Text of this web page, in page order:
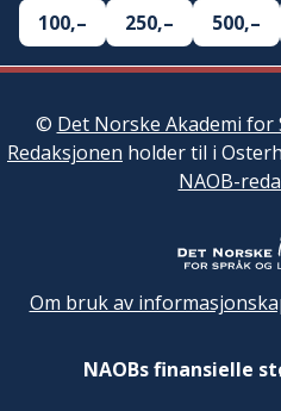
100,–
250,– 500,–
© Det Norske Akademi
Redaksjonen holder til i
NAOB-
Om bruk av
NAOBs finansielle